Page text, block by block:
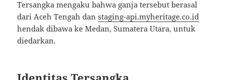
Tersangka mengaku bahwa ganja tersebut berasal
dari Aceh Tengah danstaging-api.myheritage.co.id
hendak dibawa ke Medan, Sumatera Utara, untuk
diedarkan.